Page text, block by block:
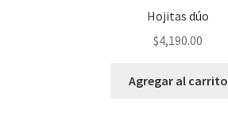
Hojitas dúo
$4,190.00
Agregar al carrito